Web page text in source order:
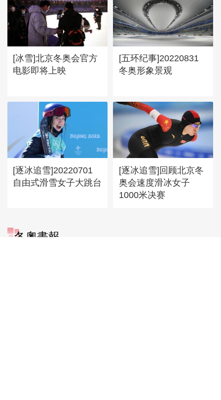
[冰雪]北京冬奥会官方
电影即将上映
[五环纪事]20220831
冬奥形象景观
[逐冰追雪]20220701
自由式滑雪女子大跳台
[逐冰追雪]回顾北京冬
奥会速度滑冰女子
1000米决赛
冬奧畫報
[图]冬奥会冬残奥会表彰大会